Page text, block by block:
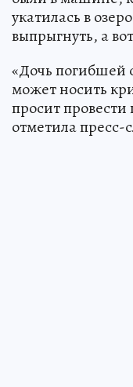
укатилась в
выпрыгнуть, а
«Дочь погибшей
может носить
просит провести
отметила